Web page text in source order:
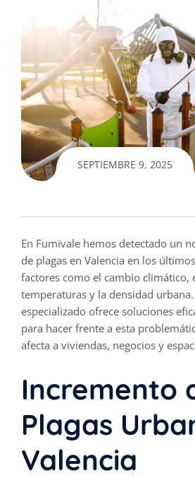
SEPTIEMBRE 9, 2025
En Fumivale hemos detectado un
de plagas en Valencia en los
factores como el cambio climático,
temperaturas y la densidad
especializado ofrece soluciones
para hacer frente a esta
afecta a viviendas, negocios y
Incremento
Plagas
Valencia